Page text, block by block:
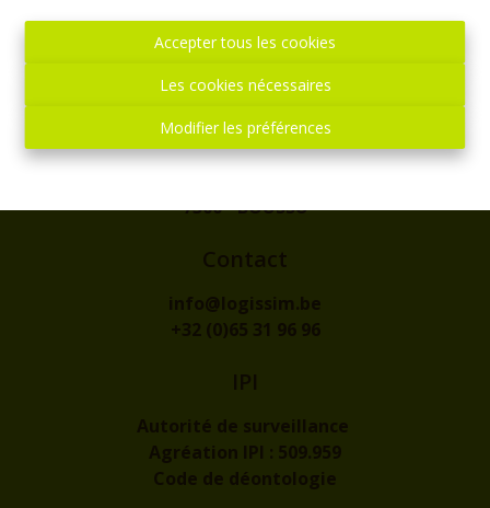
Accepter tous les cookies
Les cookies nécessaires
Modifier les préférences
Adresse
7300 - BOUSSU
Contact
info@logissim.be
+32 (0)65 31 96 96
IPI
Autorité de surveillance
Agréation IPI : 509.959
Code de déontologie